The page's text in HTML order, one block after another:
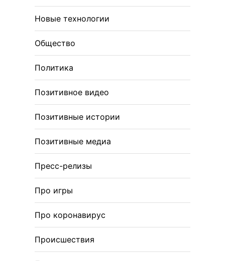
Новые технологии
Общество
Политика
Позитивное видео
Позитивные истории
Позитивные медиа
Пресс-релизы
Про игры
Про коронавирус
Происшествия